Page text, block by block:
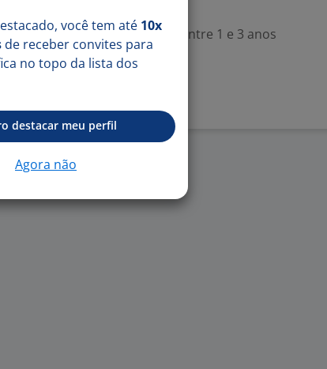
Experiência desejada: Entre 1 e 3 anos
Denunciar vaga
você tem até 10x
de receber convites para
no topo da lista dos
destacar meu perfil
Agora não